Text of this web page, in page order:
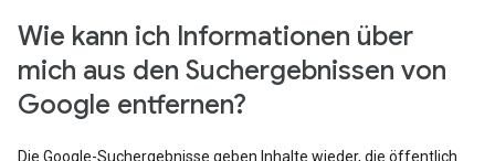
Wie kann ich Informationen über
mich aus den Suchergebnissen von
Google entfernen?
Die Google-Suchergebnisse geben Inhalte wieder, die öffentlich